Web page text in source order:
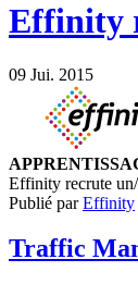
Effinity
09 Jui. 2015
Effinity recrute un/
Publié parEffinity
Traffic